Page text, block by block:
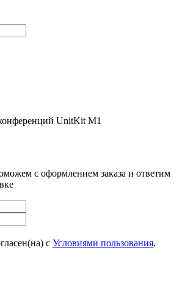
UnitKit M1
с оформлением заказа и ответим
с Условиями пользования.